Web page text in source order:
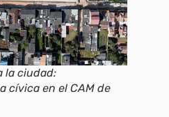
la ciudad:
cívica en el CAM de